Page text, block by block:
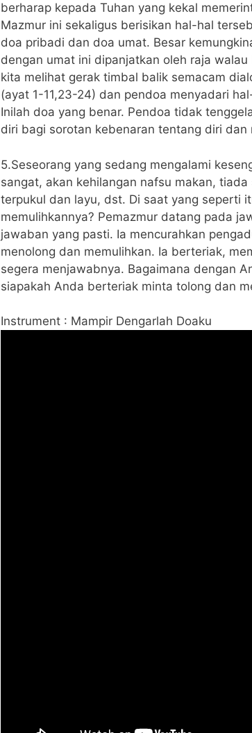
berharap kepada Tuhan yang kekal
Mazmur ini sekaligus berisikan hal-hal
doa pribadi dan doa umat. Besar
dengan umat ini dipanjatkan oleh raja
kita melihat gerak timbal balik semacam
(ayat 1-11,23-24) dan pendoa menyadari
Inilah doa yang benar. Pendoa tidak
diri bagi sorotan kebenaran tentang diri dan
5.Seseorang yang sedang mengalami
sangat, akan kehilangan nafsu makan,
terpukul dan layu, dst. Di saat yang seperti
memulihkannya? Pemazmur datang pada
jawaban yang pasti. Ia mencurahkan
menolong dan memulihkan. Ia berteriak,
segera menjawabnya. Bagaimana dengan
siapakah Anda berteriak minta tolong dan
Instrument : Mampir Dengarlah Doaku